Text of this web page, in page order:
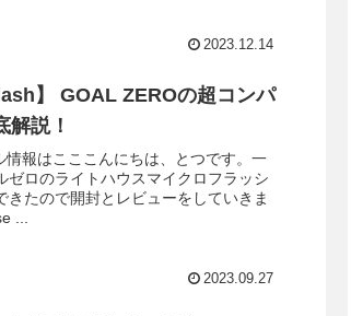
2023.12.14
】 GOAL ZEROの超コンパ
解説！
報はこここんにちは、とつです。一
ゼロのライトハウスマイクロフラッシ
きたので開封とレビューをしていきま
...
2023.09.27